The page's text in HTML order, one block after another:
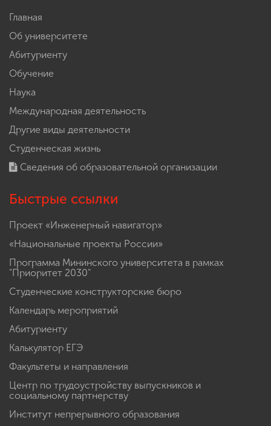
Главная
Об университете
Абитуриенту
Обучение
Наука
Международная деятельность
Другие виды деятельности
Студенческая жизнь
Сведения об образовательной организации
Быстрые ссылки
Проект «Инженерный навигатор»
«Национальные проекты России»
Программа Мининского университета в рамках
"Приоритет 2030"
Студенческие конструкторские бюро
Календарь мероприятий
Абитуриенту
Калькулятор ЕГЭ
Факультеты и направления
Центр по трудоустройству выпускников и
социальному партнерству
Институт непрерывного образования